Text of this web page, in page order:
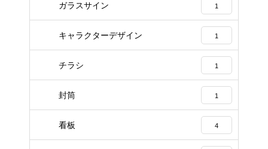
ガラスサイン 1
キャラクターデザイン 1
チラシ 1
封筒 1
看板 4